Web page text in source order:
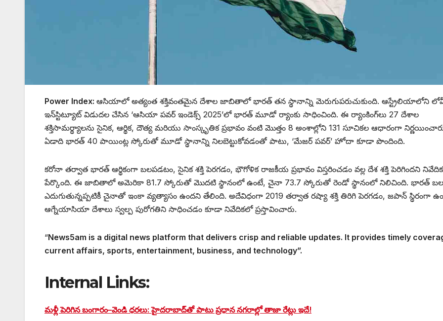
Power Index: ఆసియాలో అత్యంత శక్తివంతమైన దేశాల జాబితాలో భారత్ తన స్థానాన్ని మెరుగుపరుచుకుంది. ఆస్ట్రేలియాలోని
ఇన్‌స్టిట్యూట్ విడుదల చేసిన ‘ఆసియా పవర్ ఇండెక్స్ 2025’లో భారత్ మూడో ర్యాంకు సాధించింది. ఈ ర్యాంకింగ్‌లు 27 దేశాల
శక్తిసామర్థ్యాలను సైనిక, ఆర్థిక, దౌత్య మరియు సాంస్కృతిక ప్రభావం వంటి మొత్తం 8 అంశాల్లోని 131 సూచికల ఆధారంగా
ఏడాది భారత్ 40 పాయింట్ల స్కోరుతో మూడో స్థానాన్ని నిలబెట్టుకోవడంతో పాటు, ‘మేజర్ పవర్’ హోదా కూడా పొందింది.
కరోనా తర్వాత భారత్ ఆర్థికంగా బలపడటం, సైనిక శక్తి పెరగడం, భౌగోళిక రాజకీయ ప్రభావం విస్తరించడం వల్ల దేశ శక్తి పెరిగిందని నివేదిక
పేర్కొంది. ఈ జాబితాలో అమెరికా 81.7 స్కోరుతో మొదటి స్థానంలో ఉంటే, చైనా 73.7 స్కోరుతో రెండో స్థానంలో నిలిచింది. భారత్
ఎదుగుతున్నప్పటికీ చైనాతో ఇంకా వ్యత్యాసం ఉందని తేలింది. అదేవిధంగా 2019 తర్వాత రష్యా శక్తి తిరిగి పెరగడం, జపాన్ స్థిరంగా
ఆగ్నేయాసియా దేశాలు స్వల్ప పురోగతిని సాధించడం కూడా నివేదికలో ప్రస్తావించారు.
“News5am is a digital news platform that delivers crisp and reliable updates. It provides timely
current affairs, sports, entertainment, business, and technology”.
Internal Links:
మళ్లీ పెరిగిన బంగారం–వెండి ధరలు: హైదరాబాద్‌తో పాటు ప్రధాన నగరాల్లో తాజా రేట్లు ఇదే!